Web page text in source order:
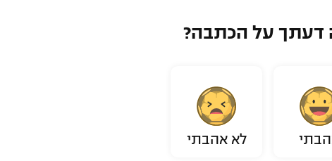
דעתך על הכתבה?
לא אהבתי